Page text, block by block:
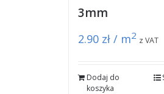
3mm
2.90 zł / m2 z VAT
Dodaj do
koszyka